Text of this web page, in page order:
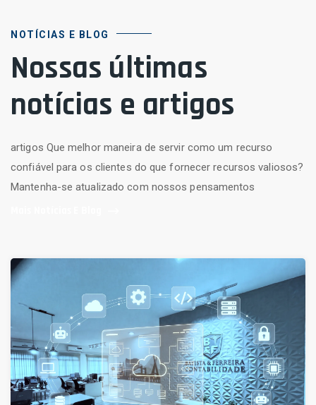
NOTÍCIAS E BLOG
Nossas últimas
notícias e artigos
artigos Que melhor maneira de servir como um recurso
confiável para os clientes do que fornecer recursos valiosos?
Mantenha-se atualizado com nossos pensamentos